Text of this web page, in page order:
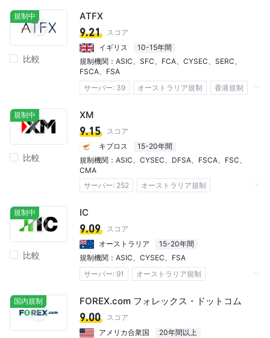
マーケットメイキングライセンス（MM）
STP実行ライセンス
デリバティブ取引ライセンス (EP)
FX取引ライセンス (EP)
MT5フルライセンス
MT4フルライセンス
規制中
比較
ATFX
9.21
スコア
イギリス
10-15年間
規制機関： ASIC、 SFC、 FCA、 CYSEC、 SERC、
FSCA、 FSA
サーバー: 39​
オーストラリア規制
香港規制
法人向けマーケットメイキングライセンス
（MM）
STP実行ライセンス
自社開発
規制中
比較
XM
9.15
スコア
キプロス
15-20年間
規制機関： ASIC、 CYSEC、 DFSA、 FSCA、 FSC、
CMA
サーバー: 252​
オーストラリア規制
マーケットメイキングライセンス（MM）
デリバティブ取引ライセンス (MM)
デリバティブ取引ライセンス (EP)
MT4フルライセンス
MT5フルライセンス
自社開発
規制中
比較
IC
9.09
スコア
オーストラリア
15-20年間
規制機関： ASIC、 CYSEC、 FSA
サーバー: 91​
オーストラリア規制
デリバティブ取引ライセンス (MM)
国内規制 FOREX.com フォレックス・ドットコム
9.00
スコア
アメリカ合衆国
20年間以上